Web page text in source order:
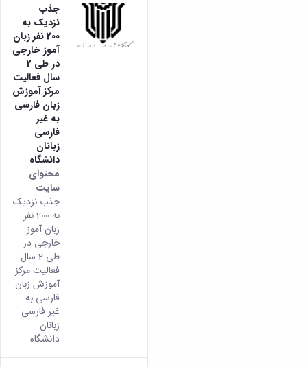
جذب
نزدیک به
200 نفر زبان
آموز خارجی
در طی 2
سال فعالیت
مرکز آموزش
زبان فارسی
به غیر
فارسی
زبانان
دانشگاه
محتوای
سایت
جذب نزدیک
به 200 نفر
زبان آموز
خارجی در
طی 2 سال
فعالیت مرکز
آموزش زبان
فارسی به
غیر فارسی
زبانان
دانشگاه